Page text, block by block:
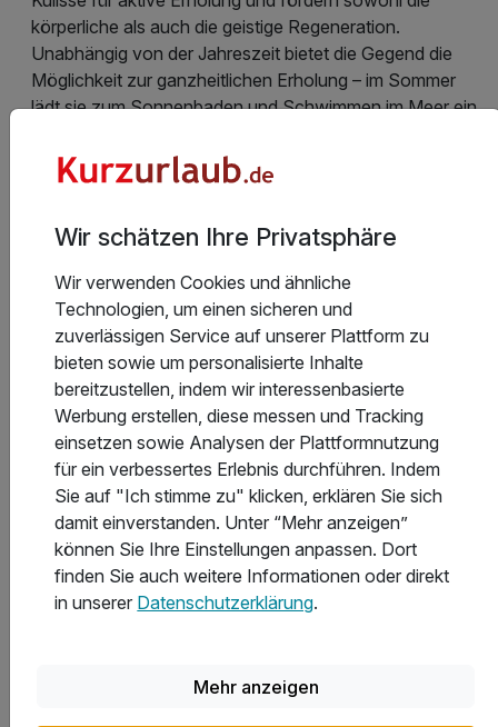
körperliche als auch die geistige Regeneration.
Unabhängig von der Jahreszeit bietet die Gegend die
Möglichkeit zur ganzheitlichen Erholung – im Sommer
lädt sie zum Sonnenbaden und Schwimmen im Meer ein,
beim Rauschen der Wellen, und im Frühling erwacht sie
zum Leben und erfüllt mit Energie und Inspiration.
Es ist ein Ort, an dem jeder seinen Raum zur Erneuerung
Hotelausstattung
Kinderpreise
Stornobedingungen
Allgemeine Geschäftsbedingungen
Wir schätzen Ihre Privatsphäre
Wir verwenden Cookies und ähnliche
Technologien, um einen sicheren und
zuverlässigen Service auf unserer Plattform zu
bieten sowie um personalisierte Inhalte
bereitzustellen, indem wir interessenbasierte
Werbung erstellen, diese messen und Tracking
einsetzen sowie Analysen der Plattformnutzung
für ein verbessertes Erlebnis durchführen. Indem
Sie auf "Ich stimme zu" klicken, erklären Sie sich
damit einverstanden. Unter “Mehr anzeigen”
können Sie Ihre Einstellungen anpassen. Dort
finden Sie auch weitere Informationen oder direkt
in unserer Datenschutzerklärung.
Mehr anzeigen